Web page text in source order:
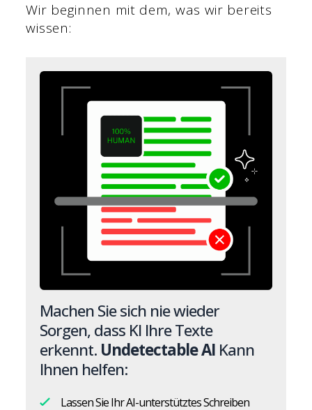
Wir beginnen mit dem, was wir bereits
wissen:
Machen Sie sich nie wieder
Sorgen, dass KI Ihre Texte
erkennt. Undetectable AI Kann
Ihnen helfen:
Lassen Sie Ihr AI-unterstütztes Schreiben